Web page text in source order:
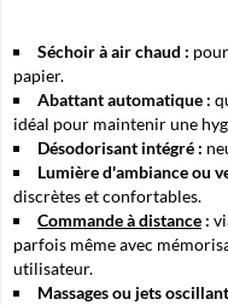
Séchoir à air chaud :
papier.
Abattant automatique :
idéal pour maintenir une
Désodorisant intégré :
Lumière d'ambiance ou
discrètes et confortables.
Commande à distance :
parfois même avec
utilisateur.
Massages ou jets